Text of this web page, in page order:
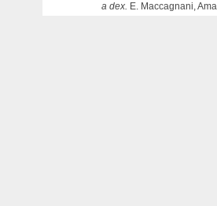
a dex. E. Maccagnani,